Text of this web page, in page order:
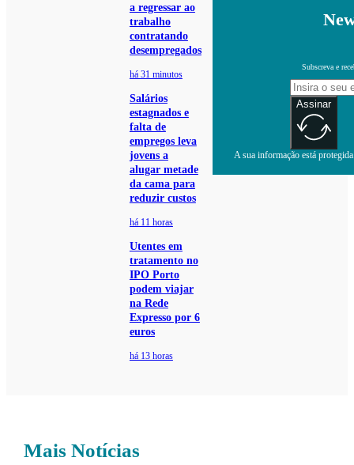
a regressar ao
trabalho
contratando
desempregados
há 31 minutos
Salários
estagnados e
falta de
empregos leva
jovens a
alugar metade
da cama para
reduzir custos
há 11 horas
Utentes em
tratamento no
IPO Porto
podem viajar
na Rede
Expresso por 6
euros
há 13 horas
Subscreva e
Assinar
A sua informação está
Mais Notícias